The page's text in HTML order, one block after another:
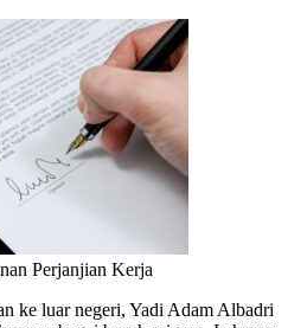
Perjanjian Kerja
ke luar negeri, Yadi Adam Albadri